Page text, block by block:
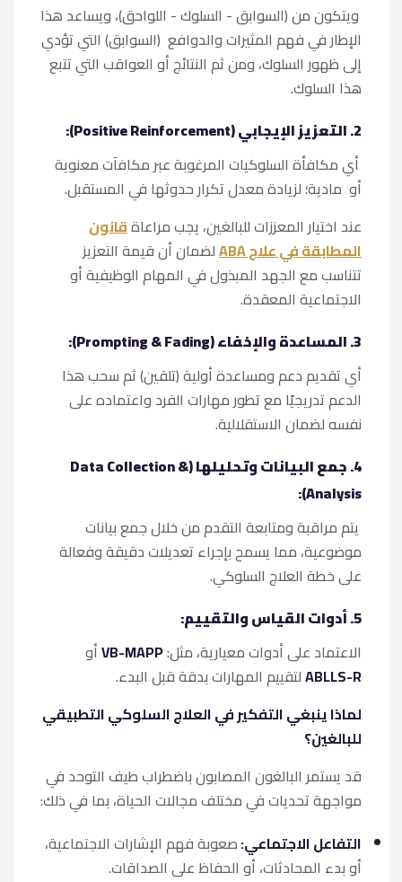
ويتكون من (السوابق - السلوك - اللواحق)، ويساعد هذا
الإطار في فهم المثيرات والدوافع (السوابق) التي تؤدي
إلى ظهور السلوك، ومن ثم النتائج أو العواقب التي تتبع
هذا السلوك.
2. التعزيز الإيجابي (Positive Reinforcement):
أي مكافأة السلوكيات المرغوبة عبر مكافآت معنوية
أو مادية؛ لزيادة معدل تكرار حدوثها في المستقبل.
عند اختيار المعززات للبالغين، يجب مراعاةقانون
المطابقة في علاج ABA
لضمان أن قيمة التعزيز
تتناسب مع الجهد المبذول في المهام الوظيفية أو
الاجتماعية المعقدة.
3. المساعدة والإخفاء (Prompting & Fading):
أي تقديم دعم ومساعدة أولية (تلقين) ثم سحب هذا
الدعم تدريجيًا مع تطور مهارات الفرد واعتماده على
نفسه لضمان الاستقلالية.
4. جمع البيانات وتحليلها (Data Collection &
Analysis):
يتم مراقبة ومتابعة التقدم من خلال جمع بيانات
موضوعية، مما يسمح بإجراء تعديلات دقيقة وفعالة
على خطة العلاج السلوكي.
5. أدوات القياس والتقييم:
الاعتماد على أدوات معيارية، مثل:VB-MAPPأو
ABLLS-Rلتقييم المهارات بدقة قبل البدء.
لماذا ينبغي التفكير في العلاج السلوكي التطبيقي
للبالغين؟
قد يستمر البالغون المصابون باضطراب طيف التوحد في
مواجهة تحديات في مختلف مجالات الحياة، بما في ذلك:
التفاعل الاجتماعي:صعوبة فهم الإشارات الاجتماعية،
أو بدء المحادثات، أو الحفاظ على الصداقات.